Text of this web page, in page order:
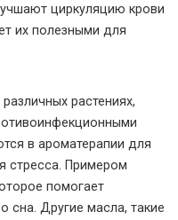
циркуляцию крови
их полезными для
растениях,
в ароматерапии для
стресса. Примером
помогает
сна. Другие масла, такие